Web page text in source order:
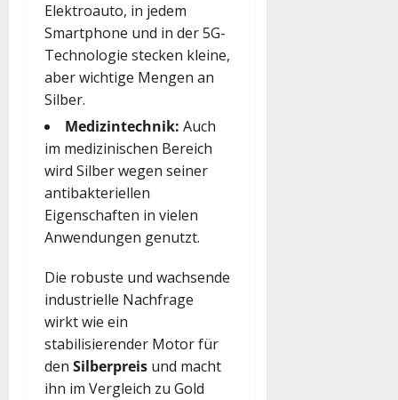
Elektroauto, in jedem
Smartphone und in der 5G-
Technologie stecken kleine,
aber wichtige Mengen an
Silber.
Medizintechnik: Auch
im medizinischen Bereich
wird Silber wegen seiner
antibakteriellen
Eigenschaften in vielen
Anwendungen genutzt.
Die robuste und wachsende
industrielle Nachfrage
wirkt wie ein
stabilisierender Motor für
den Silberpreis und macht
ihn im Vergleich zu Gold